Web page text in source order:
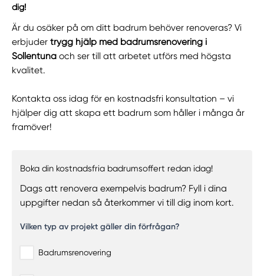
dig!
Är du osäker på om ditt badrum behöver renoveras? Vi
erbjudertrygg hjälp med badrumsrenovering i
Sollentuna och ser till att arbetet utförs med högsta
kvalitet.
Kontakta oss idag för en kostnadsfri konsultation – vi
hjälper dig att skapa ett badrum som håller i många år
framöver!
Boka din kostnadsfria badrumsoffert redan idag!
Dags att renovera exempelvis badrum? Fyll i dina
uppgifter nedan så återkommer vi till dig inom kort.
Vilken typ av projekt gäller din förfrågan?
Badrumsrenovering